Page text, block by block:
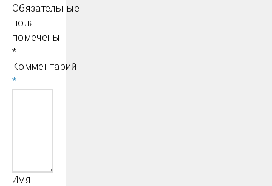
Обязательные
поля
помечены
*
Комментарий
*
Имя